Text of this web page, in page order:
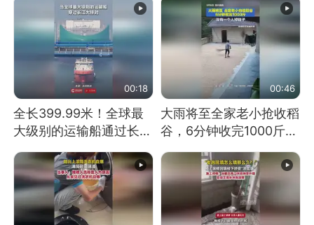
教！
00:18
全长399.99米！全球最
大级别的运输船通过长江
大桥这一幕，太震撼了！
00:46
大雨将至全家老小抢收稻
谷，6分钟收完1000斤，
没有一个人掉链子